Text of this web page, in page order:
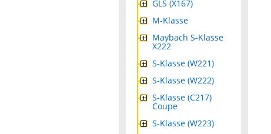
GLS (X167)
M-Klasse
Maybach S-Klasse
X222
S-Klasse (W221)
S-Klasse (W222)
S-Klasse (C217)
Coupe
S-Klasse (W223)